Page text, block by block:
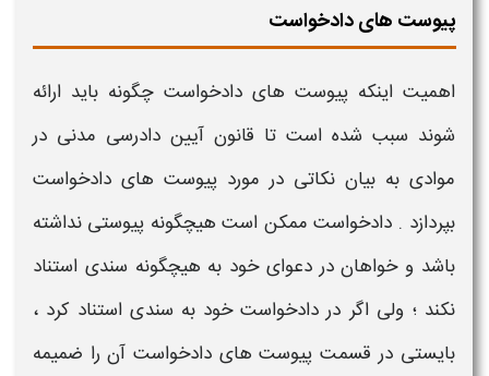
پیوست های دادخواست
اهمیت اینکه پیوست های دادخواست چگونه باید ارائه
شوند سبب شده است تا قانون آیین دادرسی مدنی در
موادی به بیان نکاتی در مورد پیوست های دادخواست
بپردازد . دادخواست ممکن است هیچگونه پیوستی نداشته
باشد و خواهان در دعوای خود به هیچگونه سندی استناد
نکند ؛ ولی اگر در دادخواست خود به سندی استناد کرد ،
بایستی در قسمت پیوست های دادخواست آن را ضمیمه